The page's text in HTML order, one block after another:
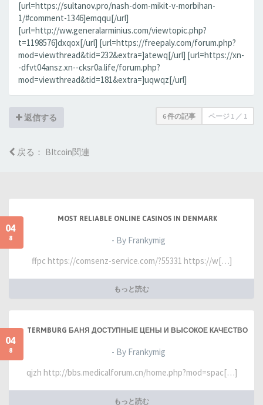
[url=https://sultanov.pro/nash-dom-mikit-v-morbihan-
1/#comment-1346]emqqu[/url]
[url=http://ww.generalarminius.com/viewtopic.php?
t=1198576]dxqox[/url] [url=https://freepaly.com/forum.php?
mod=viewthread&tid=232&extra=]atewq[/url] [url=https://xn-
-dfvt04ansz.xn--cksr0a.life/forum.php?
mod=viewthread&tid=181&extra=]uqwqz[/url]
返信する 6 件の記事 ページ 1 ／ 1
戻る： BItcoin関連
04
8
MOST RELIABLE ONLINE CASINOS IN DENMARK
- By Frankymig
ffpc https://comsenz-service.com/?55331 https://w[…]
もっと読む
04
8
TERMBURG БАНЯ ДОСТУПНЫЕ ЦЕНЫ И ВЫСОКОЕ КАЧЕСТВО
- By Frankymig
qjzh http://bbs.medicalforum.cn/home.php?mod=spac[…]
もっと読む